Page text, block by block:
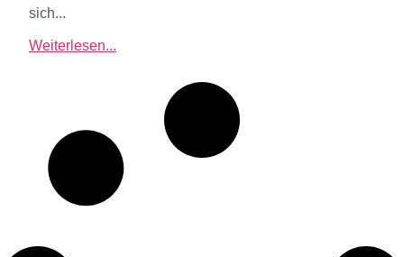
sich...
Weiterlesen...